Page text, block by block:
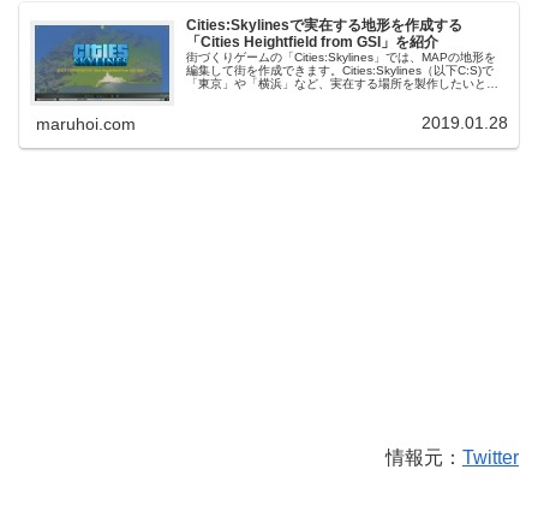
Cities:Skylinesで実在する地形を作成する
「Cities Heightfield from GSI」を紹介
街づくりゲームの「Cities:Skylines」では、MAPの地形を
編集して街を作成できます。Cities:Skylines（以下C:S)で
「東京」や「横浜」など、実在する場所を製作したいとき
maruhoi.com 2019.01.28
情報元： Twitter